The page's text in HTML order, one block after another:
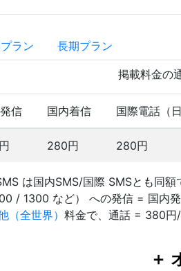
ラン 長期プラン
掲載料金の
信 国内着信 国際電話（日
280円 280円
は国内SMS/国際 SMSとも同額
/ 1300 など） への発信 = 国内発
（全世界） 料金で、通話 = 380円
＋